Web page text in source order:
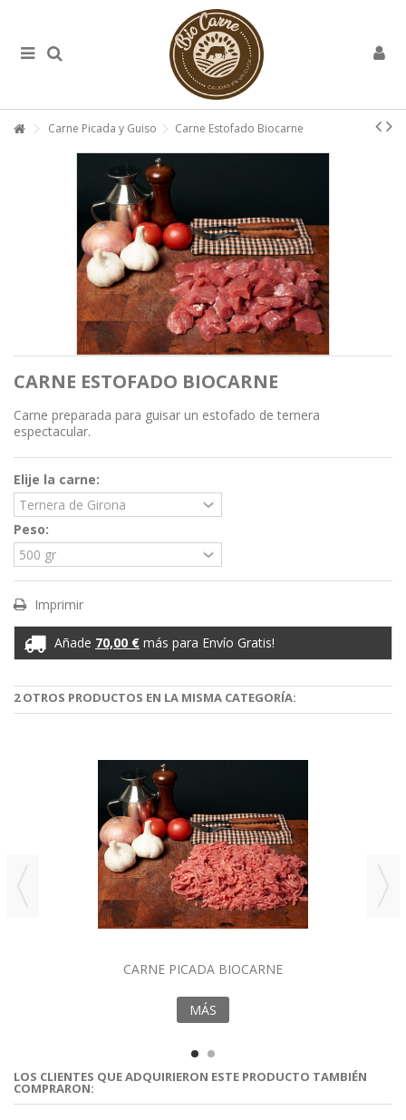
Carne Picada y Guiso Carne Estofado Biocarne
CARNE ESTOFADO BIOCARNE
Carne preparada para guisar un estofado de ternera
espectacular.
Elije la carne:
Peso:
Imprimir
Añade 70,00 € más para Envío Gratis!
2 OTROS PRODUCTOS EN LA MISMA CATEGORÍA:
CARNE PICADA BIOCARNE
MÁS
LOS CLIENTES QUE ADQUIRIERON ESTE PRODUCTO TAMBIÉN
COMPRARON: